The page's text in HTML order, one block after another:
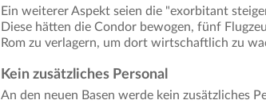
Ein weiterer Aspekt seien die "exorbitant
Diese hätten die Condor bewogen, fünf
Rom zu verlagern, um dort wirtschaftlich zu
Kein zusätzliches Personal
An den neuen Basen werde kein zusätzliches